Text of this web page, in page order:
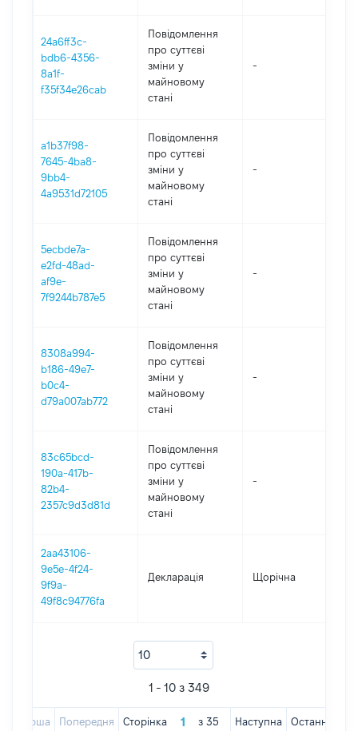
24a6ff3c-
bdb6-4356-
8a1f-
f35f34e26cab
Повідомлення
про суттєві
зміни y
майновому
стані
-
a1b37f98-
7645-4ba8-
9bb4-
4a9531d72105
Повідомлення
про суттєві
зміни y
майновому
стані
-
5ecbde7a-
e2fd-48ad-
af9e-
7f9244b787e5
Повідомлення
про суттєві
зміни y
майновому
стані
-
8308a994-
b186-49e7-
b0c4-
d79a007ab772
Повідомлення
про суттєві
зміни y
майновому
стані
-
83c65bcd-
190a-417b-
82b4-
2357c9d3d81d
Повідомлення
про суттєві
зміни y
майновому
стані
-
2aa43106-
9e5e-4f24-
9f9a-
49f8c94776fa
Декларація Щорічна
1 - 10 з 349
Перша Попередня Сторінка з 35 Наступна Остання